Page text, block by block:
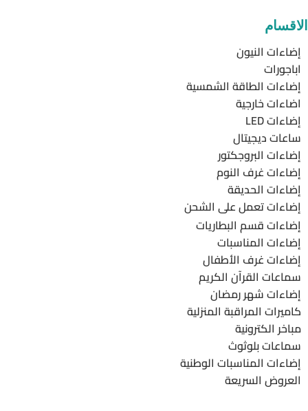
الاقسام
إضاءات النيون
اباجورات
إضاءات الطاقة الشمسية
اضاءات خارجية
إضاءات LED
ساعات ديجيتال
إضاءات البروجكتور
إضاءات غرف النوم
إضاءات الحديقة
إضاءات تعمل على الشحن
إضاءات قسم البطاريات
إضاءات المناسبات
إضاءات غرف الأطفال
سماعات القرآن الكريم
إضاءات شهر رمضان
كاميرات المراقبة المنزلية
مباخر الكترونية
سماعات بلوثوث
إضاءات المناسبات الوطنية
العروض السريعة